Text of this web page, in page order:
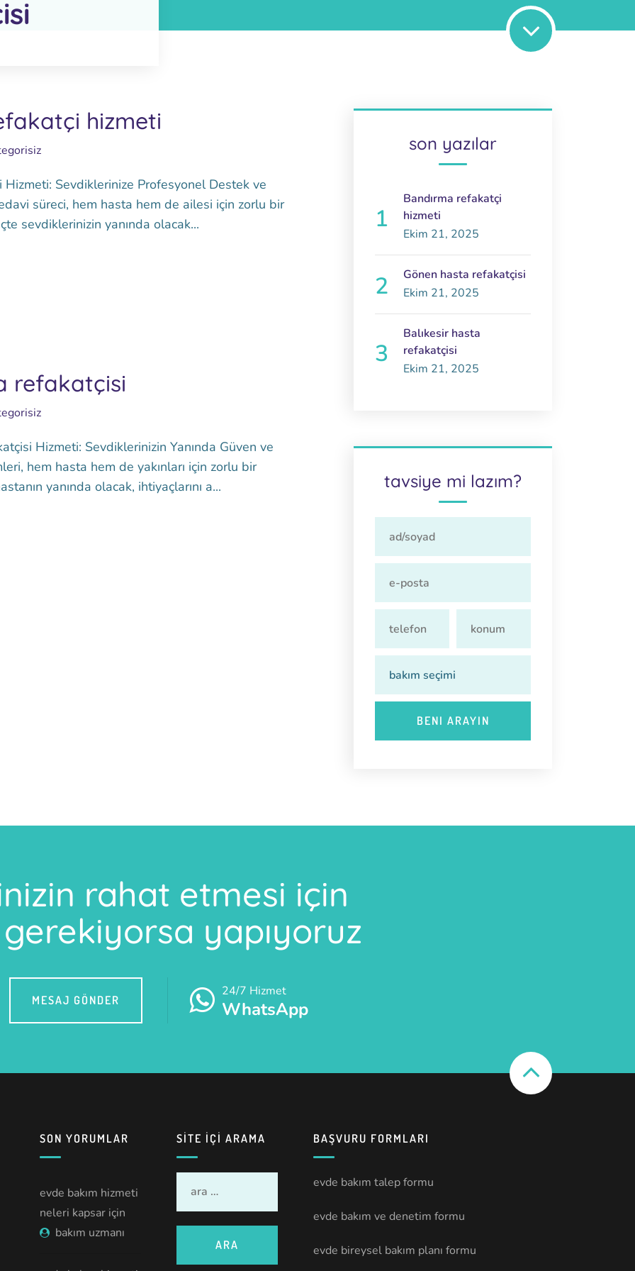
hizmeti
Hizmeti: Sevdiklerinize Profesyonel Destek ve
süreci, hem hasta hem de ailesi için zorlu bir
sevdiklerinizin yanında olacak...
refakatçisi
Hizmeti: Sevdiklerinizin Yanında Güven ve
hem hasta hem de yakınları için zorlu bir
yanında olacak, ihtiyaçlarını a...
son yazılar
Bandırma refakatçi
hizmeti
Ekim 21, 2025
Gönen hasta refakatçisi
Ekim 21, 2025
Balıkesir hasta
refakatçisi
Ekim 21, 2025
tavsiye mi lazım?
rahat etmesi için
yapıyoruz
MESAJ GÖNDER
24/7 Hizmet
WhatsApp
SON YORUMLAR
evde bakım hizmeti
neleri kapsariçin
bakım uzmanı
SITE IÇI ARAMA BAŞVURU FORMLARI
evde bakım talep formu
evde bakım ve denetim formu
evde bireysel bakım planı formu